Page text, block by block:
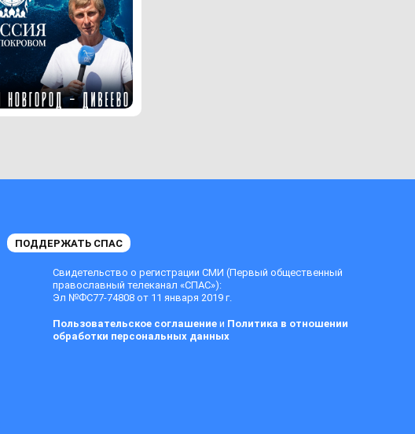
ПОДДЕРЖАТЬ СПАС
Свидетельство о регистрации СМИ (Первый общественный
православный телеканал «СПАС»):
Эл №ФС77-74808 от 11 января 2019 г.
Пользовательское соглашениеи Политика в отношении
обработки персональных данных